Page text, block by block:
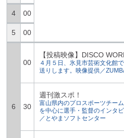
4 00
5 00
6
00
【投稿映像】DISCO
４月５日、氷見市芸術文化館
送りします。映像提供／
30
週刊激スポ！
富山県内のプロスポーツチー
を中心に選手・監督のインタ
／とやまソフトセンター